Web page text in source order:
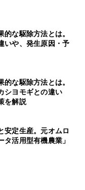
的な駆除方法とは。
いや、発生原因・予
な駆除方法とは。
シヨモギとの違い
を解説
安定生産。元オムロ
タ活用型有機農業」